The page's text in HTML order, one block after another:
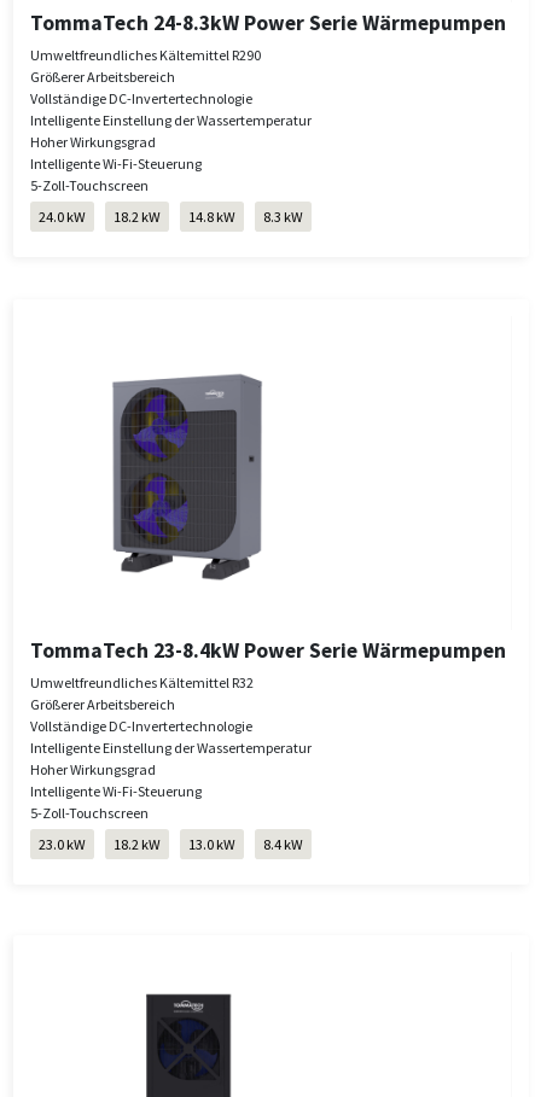
TommaTech 24-8.3kW Power Serie Wärmepumpen
Umweltfreundliches Kältemittel R290
Größerer Arbeitsbereich
Vollständige DC-Invertertechnologie
Intelligente Einstellung der Wassertemperatur
Hoher Wirkungsgrad
Intelligente Wi-Fi-Steuerung
5-Zoll-Touchscreen
24.0 kW
18.2 kW 14.8 kW 8.3 kW
TommaTech 23-8.4kW Power Serie Wärmepumpen
Umweltfreundliches Kältemittel R32
Größerer Arbeitsbereich
Vollständige DC-Invertertechnologie
Intelligente Einstellung der Wassertemperatur
Hoher Wirkungsgrad
Intelligente Wi-Fi-Steuerung
5-Zoll-Touchscreen
23.0 kW
18.2 kW 13.0 kW 8.4 kW